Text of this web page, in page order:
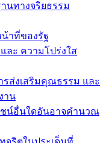
นทางจริยธรรม
น้าที่ของรัฐ
ละ ความโปร่งใส
รส่งเสริมคุณธรรม และ
าน
น์อื่นใดอันอาจคำนวณ